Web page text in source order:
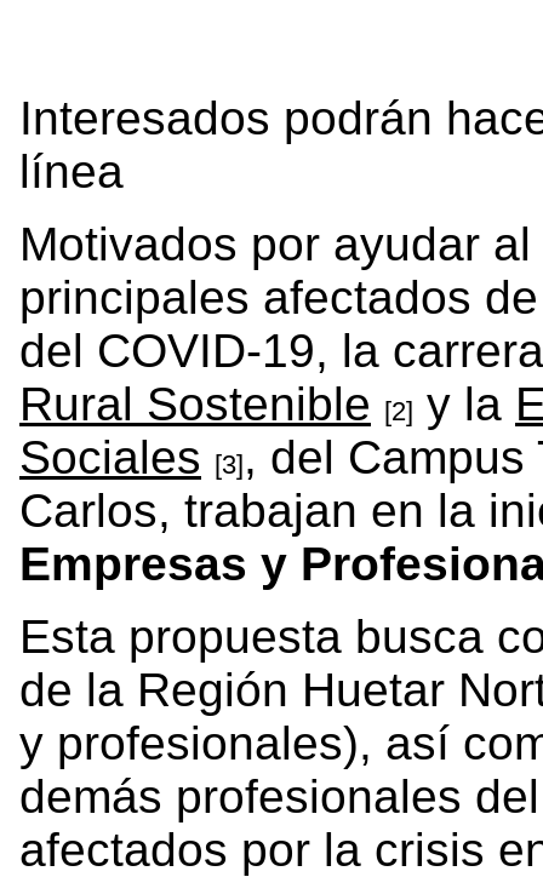
Interesados podrán
línea
Motivados por ayudar
principales afectados
del COVID-19, la
Rural Sostenible [2] y la
Sociales [3], del Campus
Carlos, trabajan en la
Empresas y
Esta propuesta busca
de la Región Huetar
y profesionales), así
demás profesionales
afectados por la crisis